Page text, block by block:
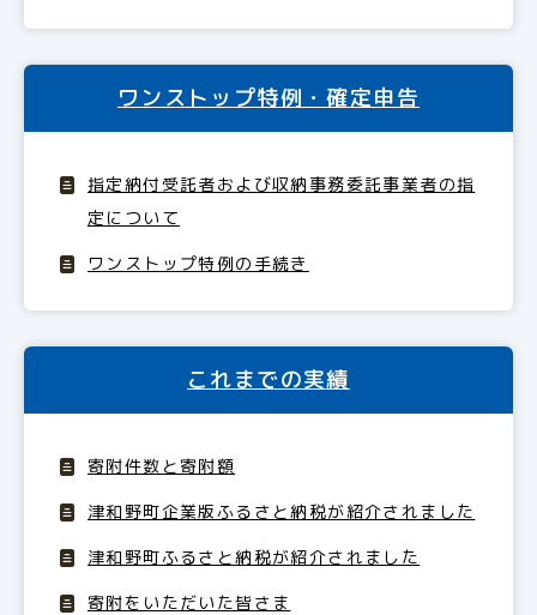
ワンストップ特例・確定申告
指定納付受託者および収納事務委託事業者の指
定について
ワンストップ特例の手続き
これまでの実績
寄附件数と寄附額
津和野町企業版ふるさと納税が紹介されました
津和野町ふるさと納税が紹介されました
寄附をいただいた皆さま